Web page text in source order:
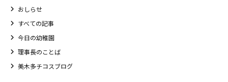
おしらせ
すべての記事
今日の幼稚園
理事長のことば
美木多チコスブログ
⼤阪府私⽴幼稚園連盟
社会福祉法人野田福祉会